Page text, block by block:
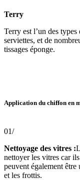
Terry
Terry est l’un des
serviettes, et de
tissages éponge.
Application du chiffon en
01/
Nettoyage des vitres :
nettoyer les vitres car
peuvent également
et les frottis.